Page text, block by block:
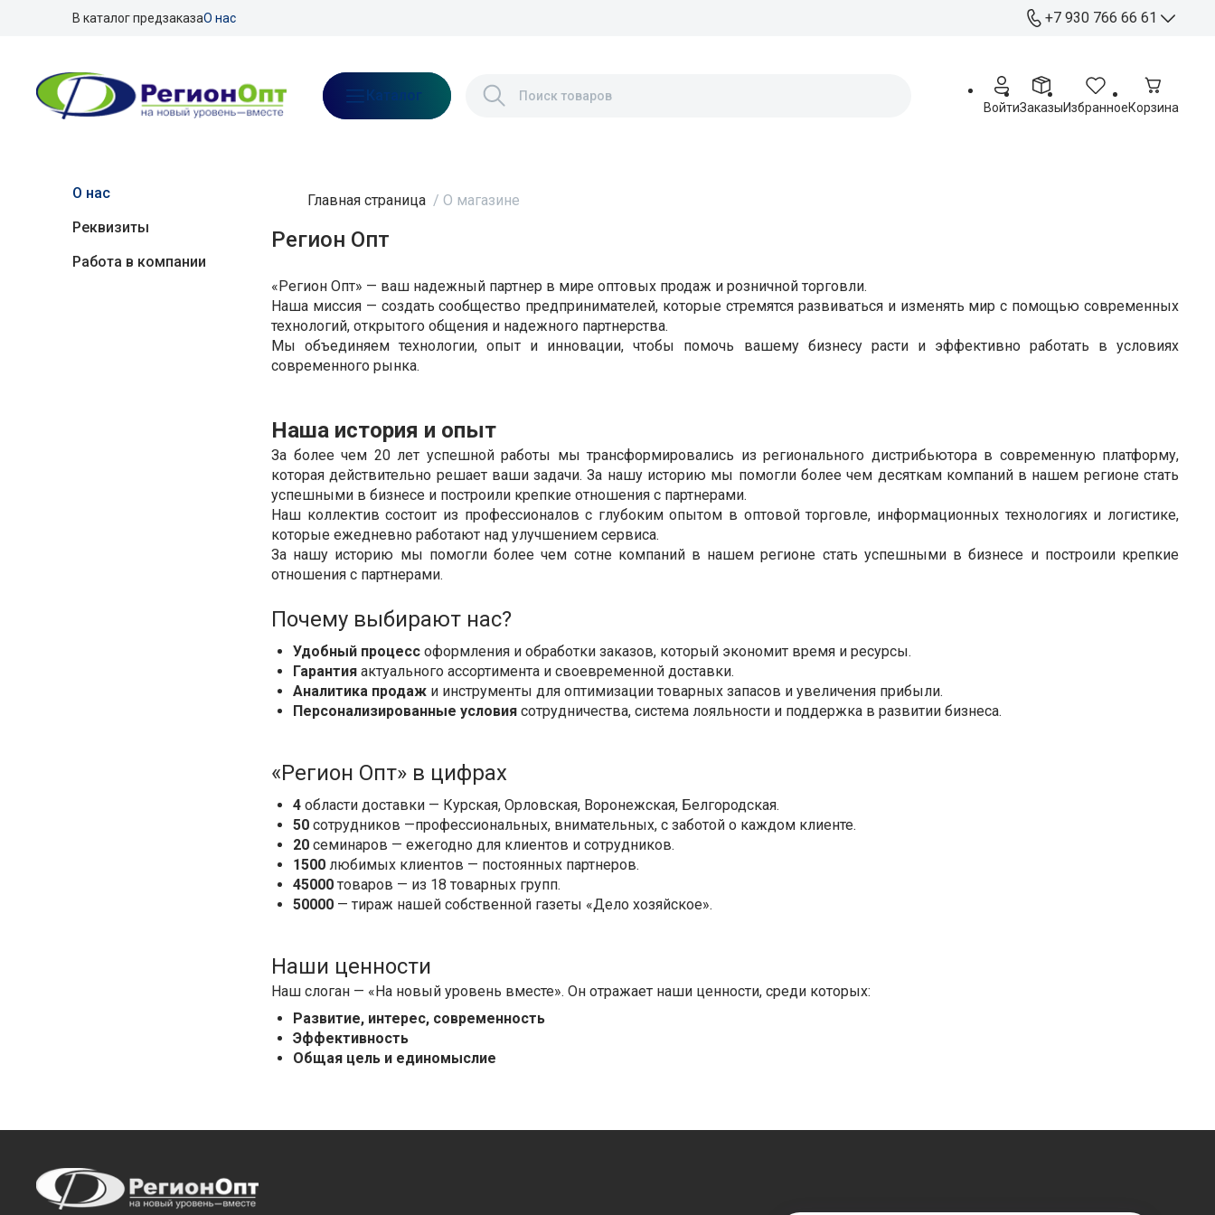
В каталог предзаказаО нас +7 930 766 66 61
Отдел продаж
+ 7 920 263 76 54
Сб: 09:00 - 15:00
Каталог
ВойтиЗаказыИзбранноеКорзина
О нас
Реквизиты
Работа в компании
Главная страница / О магазине
Регион Опт
«Регион Опт» — ваш надежный партнер в мире оптовых продаж и розничной торговли.
Наша миссия — создать сообщество предпринимателей, которые стремятся развиваться и изменять мир с помощью современных
технологий, открытого общения и надежного партнерства.
Мы объединяем технологии, опыт и инновации, чтобы помочь вашему бизнесу расти и эффективно работать в условиях
современного рынка.
Наша история и опыт
За более чем 20 лет успешной работы мы трансформировались из регионального дистрибьютора в современную платформу,
которая действительно решает ваши задачи. За нашу историю мы помогли более чем десяткам компаний в нашем регионе стать
успешными в бизнесе и построили крепкие отношения с партнерами.
Наш коллектив состоит из профессионалов с глубоким опытом в оптовой торговле, информационных технологиях и логистике,
которые ежедневно работают над улучшением сервиса.
За нашу историю мы помогли более чем сотне компаний в нашем регионе стать успешными в бизнесе и построили крепкие
отношения с партнерами.
Почему выбирают нас?
Удобный процесс оформления и обработки заказов, который экономит время и ресурсы.
Гарантия актуального ассортимента и своевременной доставки.
Аналитика продаж и инструменты для оптимизации товарных запасов и увеличения прибыли.
Персонализированные условия сотрудничества, система лояльности и поддержка в развитии бизнеса.
«Регион Опт» в цифрах
4 области доставки — Курская, Орловская, Воронежская, Белгородская.
50 сотрудников —профессиональных, внимательных, с заботой о каждом клиенте.
20 семинаров — ежегодно для клиентов и сотрудников.
1500 любимых клиентов — постоянных партнеров.
45000 товаров — из 18 товарных групп.
50000 — тираж нашей собственной газеты «Дело хозяйское».
Наши ценности
Наш слоган — «На новый уровень вместе». Он отражает наши ценности, среди которых:
Развитие, интерес, современность
Эффективность
Общая цель и единомыслие